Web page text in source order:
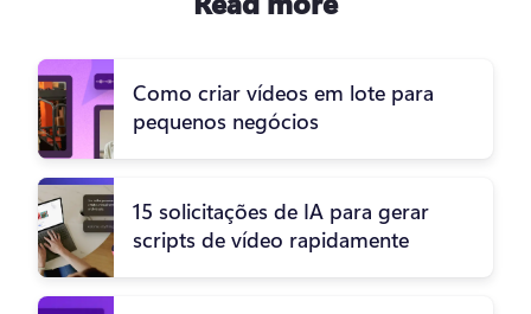
Como criar vídeos em lote para
pequenos negócios
15 solicitações de IA para gerar
scripts de vídeo rapidamente